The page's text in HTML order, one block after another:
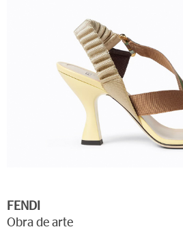
FENDI
Obra de arte